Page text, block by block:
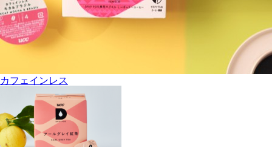
カフェインレス